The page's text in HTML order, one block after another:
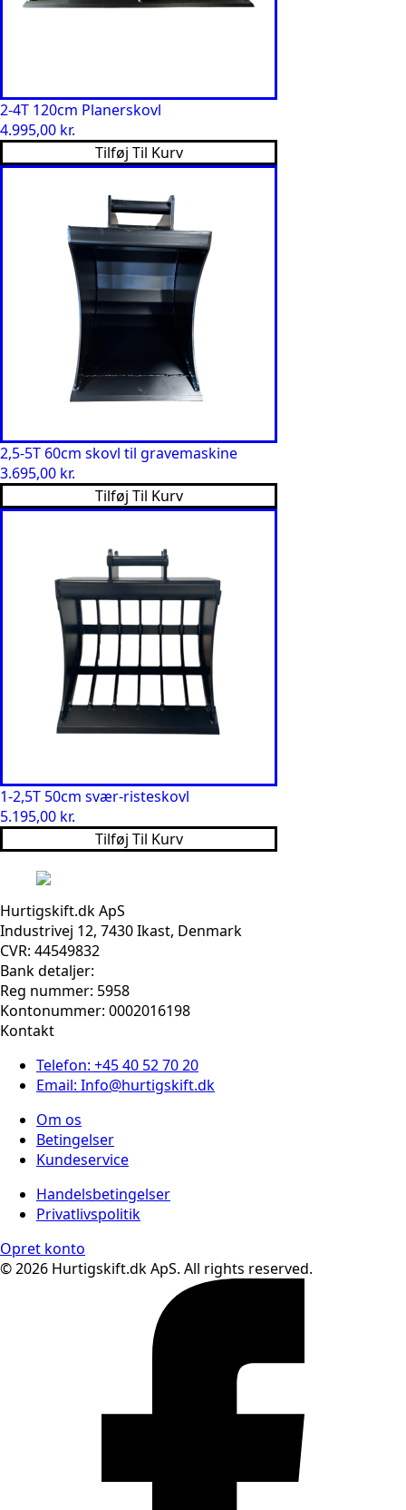
2-4T 120cm Planerskovl
4.995,00 kr.
Tilføj Til Kurv
2,5-5T 60cm skovl til gravemaskine
3.695,00 kr.
Tilføj Til Kurv
1-2,5T 50cm svær-risteskovl
5.195,00 kr.
Tilføj Til Kurv
Hurtigskift.dk ApS
Industrivej 12, 7430 Ikast, Denmark
CVR: 44549832
Bank detaljer:
Reg nummer: 5958
Kontonummer: 0002016198
Kontakt
Telefon: +45 40 52 70 20
Email: Info@hurtigskift.dk
Om os
Betingelser
Kundeservice
Handelsbetingelser
Privatlivspolitik
Opret konto
© 2026 Hurtigskift.dk ApS. All rights reserved.